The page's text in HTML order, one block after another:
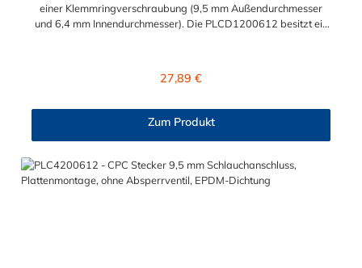
einer Klemmringverschraubung (9,5 mm Außendurchmesser
und 6,4 mm Innendurchmesser). Die PLCD1200612 besitzt ein
Innenmaß von ≈ 11,1 mm. Sie können diese Kupplung mit allen
Regulärer Preis:
27,89 €
Zum Produkt